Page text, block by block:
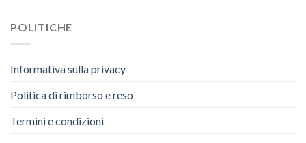
POLITICHE
Informativa sulla privacy
Politica di rimborso e reso
Termini e condizioni